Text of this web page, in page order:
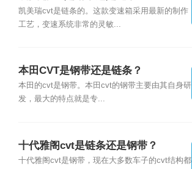
凯美瑞cvt是链条的。这款变速箱采用最新的制作
工艺，变速系统非常的灵敏...
本田CVT是钢带还是链条？
本田的cvt是钢带。本田cvt的钢带主要由其自身研
发，最大的特点就是专...
十代雅阁cvt是链条还是钢带？
十代雅阁cvt是钢带，现在大多数车子的cvt结构都